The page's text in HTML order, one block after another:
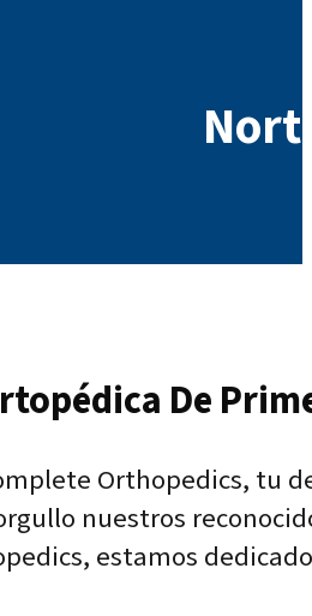
De
Orthopedics, tu
nuestros
estamos